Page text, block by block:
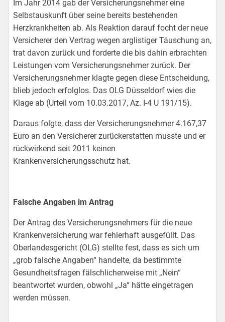
Im Jahr 2014 gab der Versicherungsnehmer eine
Selbstauskunft über seine bereits bestehenden
Herzkrankheiten ab. Als Reaktion darauf focht der neue
Versicherer den Vertrag wegen arglistiger Täuschung an,
trat davon zurück und forderte die bis dahin erbrachten
Leistungen vom Versicherungsnehmer zurück. Der
Versicherungsnehmer klagte gegen diese Entscheidung,
blieb jedoch erfolglos. Das OLG Düsseldorf wies die
Klage ab (Urteil vom 10.03.2017, Az. I-4 U 191/15).
Daraus folgte, dass der Versicherungsnehmer 4.167,37
Euro an den Versicherer zurückerstatten musste und er
rückwirkend seit 2011 keinen
Krankenversicherungsschutz hat.
Falsche Angaben im Antrag
Der Antrag des Versicherungsnehmers für die neue
Krankenversicherung war fehlerhaft ausgefüllt. Das
Oberlandesgericht (OLG) stellte fest, dass es sich um
„grob falsche Angaben“ handelte, da bestimmte
Gesundheitsfragen fälschlicherweise mit „Nein“
beantwortet wurden, obwohl „Ja“ hätte eingetragen
werden müssen.